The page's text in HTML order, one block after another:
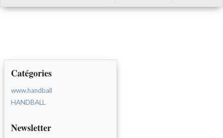
Catégories
www.handball
HANDBALL
Newsletter